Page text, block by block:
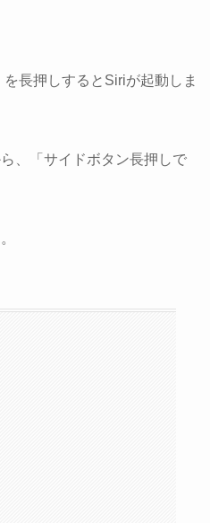
長押しするとSiriが起動しま
、「サイドボタン長押しで